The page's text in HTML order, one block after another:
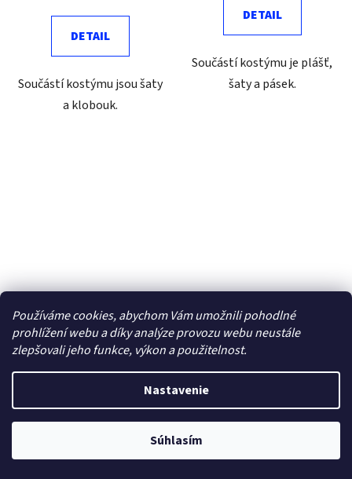
Používáme cookies, abychom Vám umožnili pohodlné
prohlížení webu a díky analýze provozu webu neustále
zlepšovali jeho funkce, výkon a použitelnost.
Nastavenie
Súhlasím
DETAIL
Součástí kostýmu jsou šaty
a klobouk.
DETAIL
Součástí kostýmu je plášť,
šaty a pásek.
Tutu tmavě zelená 40 cm
Skladom ČR
€6,63
DO KOŠÍKA